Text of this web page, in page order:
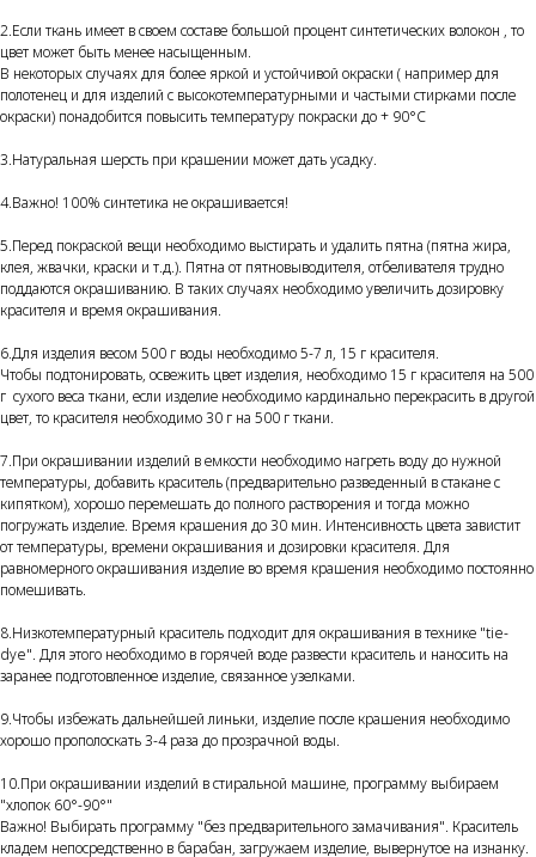
2.Если ткань имеет в своем составе большой процент синтетических волокон , то
цвет может быть менее насыщенным.
В некоторых случаях для более яркой и устойчивой окраски ( например для
полотенец и для изделий с высокотемпературными и частыми стирками после
окраски) понадобится повысить температуру покраски до + 90°С
3.Натуральная шерсть при крашении может дать усадку.
4.Важно! 100% синтетика не окрашивается!
5.Перед покраской вещи необходимо выстирать и удалить пятна (пятна жира,
клея, жвачки, краски и т.д.). Пятна от пятновыводителя, отбеливателя трудно
поддаются окрашиванию. В таких случаях необходимо увеличить дозировку
красителя и время окрашивания.
6.Для изделия весом 500 г воды необходимо 5-7 л, 15 г красителя.
Чтобы подтонировать, освежить цвет изделия, необходимо 15 г красителя на 500
г сухого веса ткани, если изделие необходимо кардинально перекрасить в другой
цвет, то красителя необходимо 30 г на 500 г ткани.
7.При окрашивании изделий в емкости необходимо нагреть воду до нужной
температуры, добавить краситель (предварительно разведенный в стакане с
кипятком), хорошо перемешать до полного растворения и тогда можно
погружать изделие. Время крашения до 30 мин. Интенсивность цвета завистит
от температуры, времени окрашивания и дозировки красителя. Для
равномерного окрашивания изделие во время крашения необходимо постоянно
помешивать.
8.Низкотемпературный краситель подходит для окрашивания в технике "tie-
dye". Для этого необходимо в горячей воде развести краситель и наносить на
заранее подготовленное изделие, связанное узелками.
9.Чтобы избежать дальнейшей линьки, изделие после крашения необходимо
хорошо прополоскать 3-4 раза до прозрачной воды.
10.При окрашивании изделий в стиральной машине, программу выбираем
"хлопок 60°-90°"
Важно! Выбирать программу "без предварительного замачивания". Краситель
кладем непосредственно в барабан, загружаем изделие, вывернутое на изнанку.